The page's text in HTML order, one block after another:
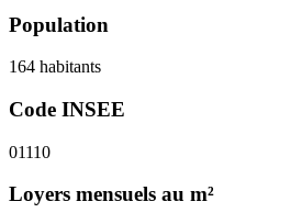
Population
164 habitants
Code INSEE
01110
Loyers mensuels au m²